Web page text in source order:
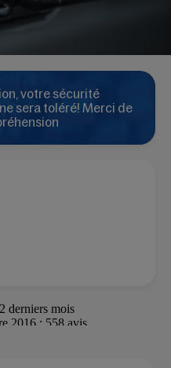
votre sécurité
sera toléré! Merci de